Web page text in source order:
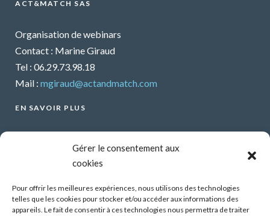
Gérer le consentement aux
cookies
Pour offrir les meilleures expériences, nous utilisons des technologies
telles que les cookies pour stocker et/ou accéder aux informations des
appareils. Le fait de consentir à ces technologies nous permettra de traiter
ACT&MATCH SAS
Organisation de webinars
Contact : Marine Giraud
Tel : 06.29.73.98.18
Mail : mgiraud@actandmatch.com
EN SAVOIR PLUS
Organiser un webinar
Mentions légales
CGU